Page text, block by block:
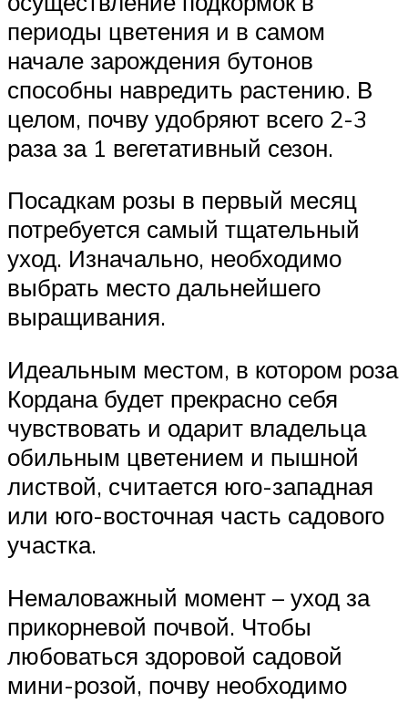
периоды цветения и в самом
начале зарождения бутонов
способны навредить растению. В
целом, почву удобряют всего 2-3
раза за 1 вегетативный сезон.
Посадкам розы в первый месяц
потребуется самый тщательный
уход. Изначально, необходимо
выбрать место дальнейшего
выращивания.
Идеальным местом, в котором роза
Кордана будет прекрасно себя
чувствовать и одарит владельца
обильным цветением и пышной
листвой, считается юго-западная
или юго-восточная часть садового
участка.
Немаловажный момент – уход за
прикорневой почвой. Чтобы
любоваться здоровой садовой
мини-розой, почву необходимо